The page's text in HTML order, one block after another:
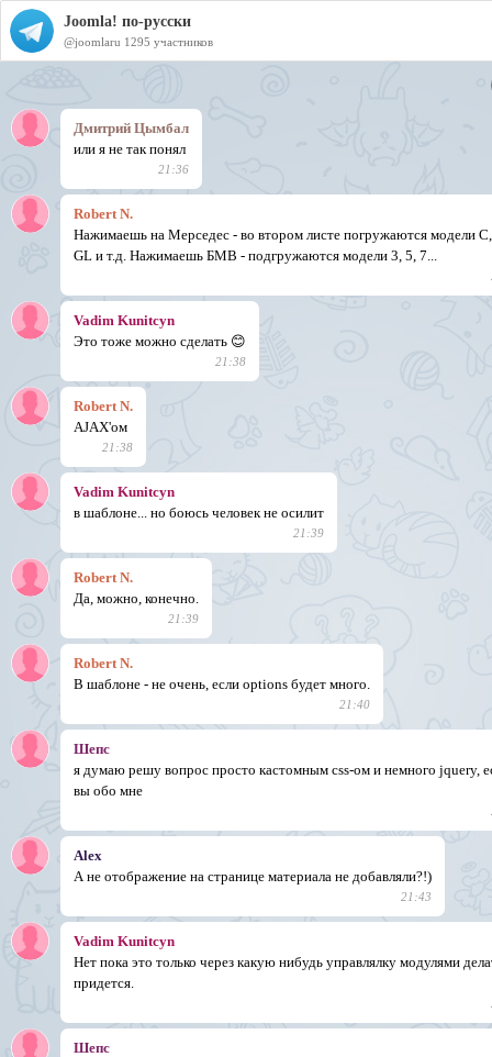
Joomla! по-русски
@joomlaru 1295 участников
Дмитрий Цымбал
или я не так понял
21:36
Robert N.
Нажимаешь на Мерседес - во втором листе погружаются модели C,
GL и т.д. Нажимаешь БМВ - подгружаются модели 3, 5, 7...
Vadim Kunitcyn
Это тоже можно сделать 😊
21:38
Robert N.
AJAX'ом
21:38
Vadim Kunitcyn
в шаблоне... но боюсь человек не осилит
21:39
Robert N.
Да, можно, конечно.
21:39
Robert N.
В шаблоне - не очень, если options будет много.
21:40
Шепс
я думаю решу вопрос просто кастомным css-ом и немного jquery,
вы обо мне
Alex
А не отображение на странице материала не добавляли?!)
21:43
Vadim Kunitcyn
Нет пока это только через какую нибудь управлялку модулями
придется.
Шепс